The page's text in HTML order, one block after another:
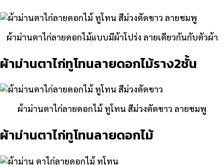
ผ้าม่านตาไก่ลายดอกไม้แบบมีผ้าโปร่ง ลายเดียวกันกับตัวผ้า
ผ้าม่านตาไก่ทูโทนลายดอกไม้ราง2ชั้น
ผ้าม่านตาไก่ลายดอกไม้ ทูโทน สีม่วงตัดขาว ลายชมพู
ผ้าม่านตาไก่ทูโทนลายดอกไม้